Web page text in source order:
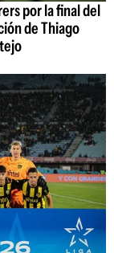
por la final del
de Thiago